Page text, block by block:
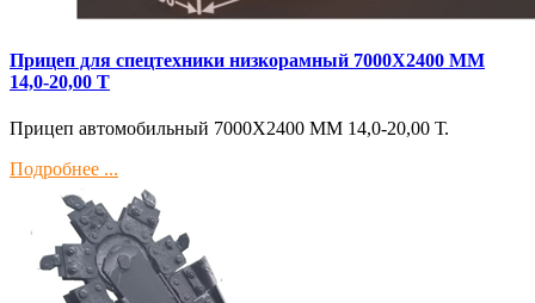
Прицеп для спецтехники низкорамный 7000Х2400 ММ
14,0-20,00 Т
Прицеп автомобильный 7000Х2400 ММ 14,0-20,00 Т.
Подробнее ...